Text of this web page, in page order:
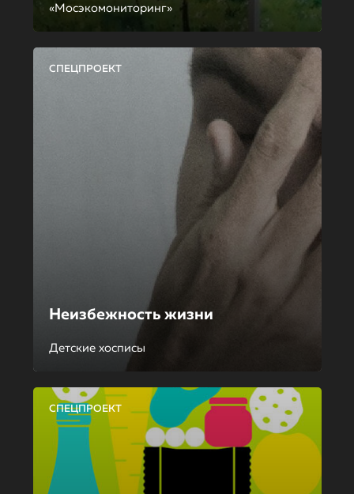
«Мосэкомониторинг»
СПЕЦПРОЕКТ
Неизбежность жизни
Детские хосписы
СПЕЦПРОЕКТ